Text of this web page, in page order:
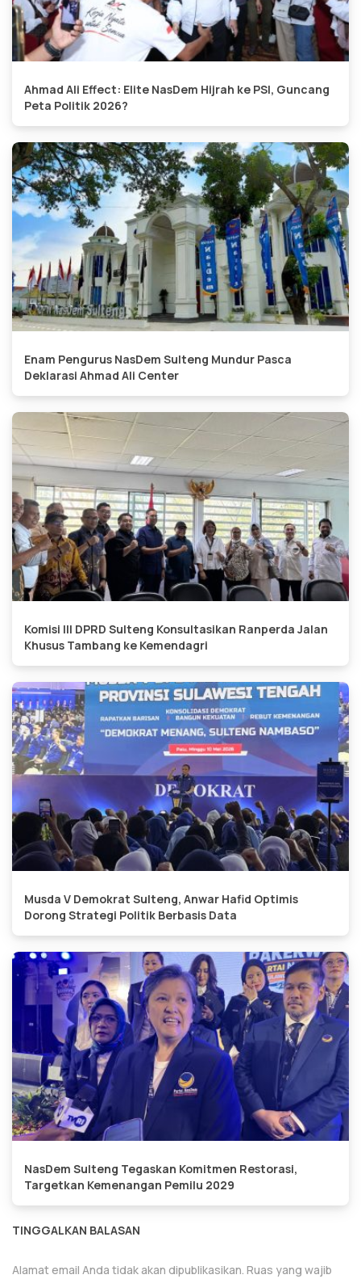
Ahmad Ali Effect: Elite NasDem Hijrah ke PSI, Guncang
Peta Politik 2026?
Enam Pengurus NasDem Sulteng Mundur Pasca
Deklarasi Ahmad Ali Center
Komisi III DPRD Sulteng Konsultasikan Ranperda Jalan
Khusus Tambang ke Kemendagri
Musda V Demokrat Sulteng, Anwar Hafid Optimis
Dorong Strategi Politik Berbasis Data
NasDem Sulteng Tegaskan Komitmen Restorasi,
Targetkan Kemenangan Pemilu 2029
TINGGALKAN BALASAN
Alamat email Anda tidak akan dipublikasikan. Ruas yang wajib